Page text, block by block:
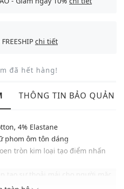
chi tiết
đã hết hàng!
THÔNG TIN BẢO QUẢN
4% Elastane
phom ôm tôn dáng
tròn kim loại tạo điểm nhấn
phối cùng nhiều trang phục,